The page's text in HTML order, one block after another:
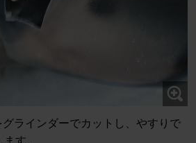
ラインダーでカットし、やすりで